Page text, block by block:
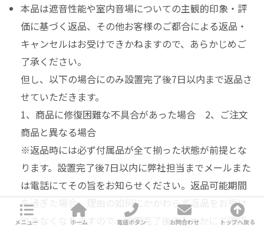
本品は遮音性能や室内音場についての主観的印象・評
価に基づく返品、その他お客様のご都合による返品・
キャンセルはお受けできかねますので、あらかじめご
了承ください。
但し、以下の場合にのみ設置完了後7日以内まで返品さ
せていただきます。
1、商品に修復困難な不具合があった場合 2、ご注文
商品と異なる場合
※返品時には必ず付属品が全て揃った状態が前提とな
ります。設置完了後7日以内に弊社担当までメールまた
は電話にてその旨をお知らせください。返品可能期間
を過ぎた場合、理由の如何にかかわらず返品をお受け
できなくなりますので、設置完了後すみやかにご確認
メニュー ホーム 電話ボタン お問合わせ トップへ戻る